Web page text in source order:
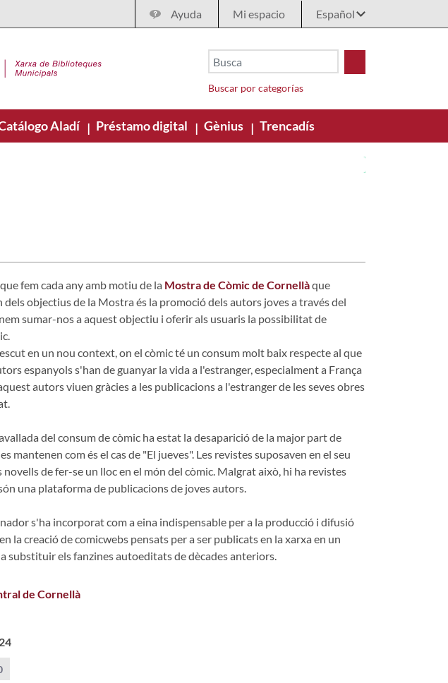
Ayuda Mi espacio
Buscar por categorías
Aladí | Préstamo digital | Gènius | Trencadís
fem cada any amb motiu de la Mostra de Còmic de Cornellàque
dels objectius de la Mostra és la promoció dels autors joves a través del
sumar-nos a aquest objectiu i oferir als usuaris la possibilitat de
en un nou context, on el còmic té un consum molt baix respecte al que
espanyols s'han de guanyar la vida a l'estranger, especialment a França
autors viuen gràcies a les publicacions a l'estranger de les seves obres
del consum de còmic ha estat la desaparició de la major part de
mantenen com és el cas de "El jueves". Les revistes suposaven en el seu
de fer-se un lloc en el món del còmic. Malgrat això, hi ha revistes
una plataforma de publicacions de joves autors.
s'ha incorporat com a eina indispensable per a la producció i difusió
la creació de comicwebs pensats per a ser publicats en la xarxa en un
substituir els fanzines autoeditats de dècades anteriors.
de Cornellà
La valoración media es de 0 estrellas de 5.